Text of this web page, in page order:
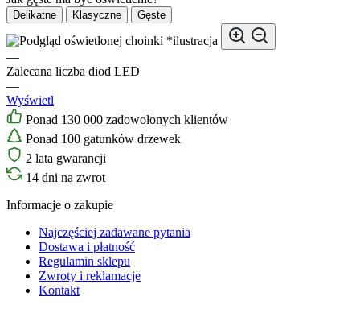
Delikatne Klasyczne Gęste
*ilustracja
—
Zalecana liczba diod LED
—
Wyświetl
Ponad 130 000 zadowolonych klientów
Ponad 100 gatunków drzewek
2 lata gwarancji
14 dni na zwrot
Informacje o zakupie
Najczęściej zadawane pytania
Dostawa i płatność
Regulamin sklepu
Zwroty i reklamacje
Kontakt